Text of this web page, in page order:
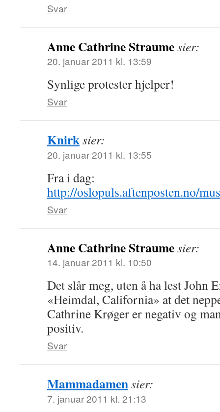
Svar
Anne Cathrine Straumesier:
20. januar 2011 kl. 13:59
Synlige protester hjelper!
Svar
Knirksier:
20. januar 2011 kl. 13:55
Fra i dag:
http://oslopuls.aftenposten.no/
Svar
Anne Cathrine Straumesier:
14. januar 2011 kl. 10:50
Det slår meg, uten å ha lest John
«Heimdal, California» at det
Cathrine Krøger er negativ og
positiv.
Svar
Mammadamensier:
7. januar 2011 kl. 21:13